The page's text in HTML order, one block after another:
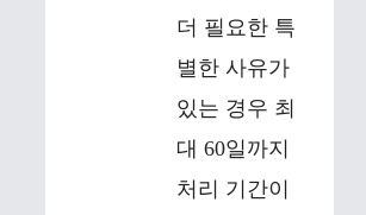
더 필요한 특
별한 사유가
있는 경우 최
대 60일까지
처리 기간이